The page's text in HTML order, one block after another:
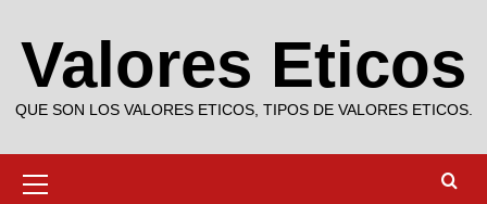
contenido
Valores Eticos
QUE SON LOS VALORES ETICOS, TIPOS DE VALORES ETICOS.
primario